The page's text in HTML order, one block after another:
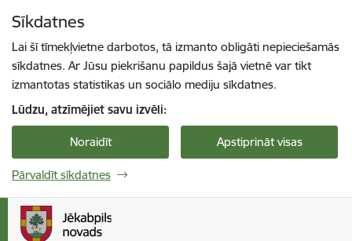
Sīkdatnes
Lai šī tīmekļvietne darbotos, tā izmanto obligāti nepieciešamās
sīkdatnes. Ar Jūsu piekrišanu papildus šajā vietnē var tikt
izmantotas statistikas un sociālo mediju sīkdatnes.
Lūdzu, atzīmējiet savu izvēli:
Noraidīt Apstiprināt visas
Pārvaldīt sīkdatnes